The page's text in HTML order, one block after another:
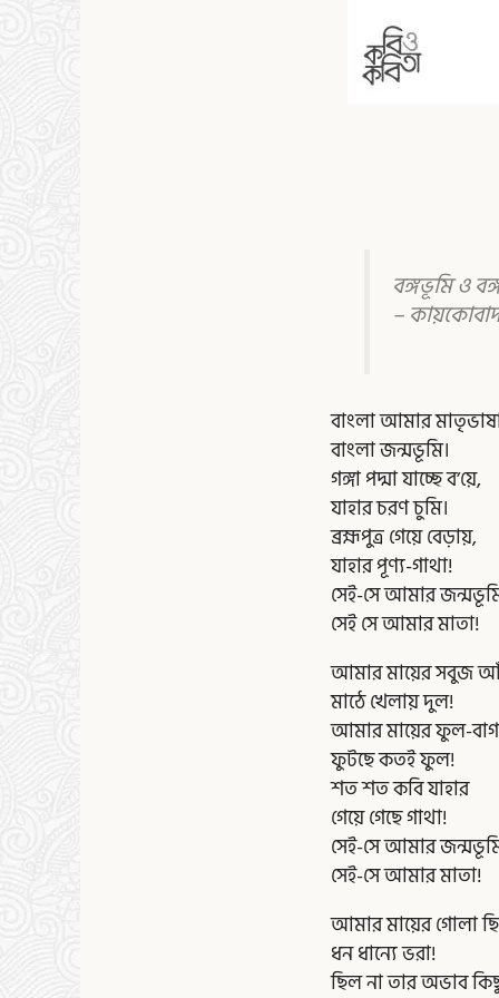
বঙ্গভূমি ও
– কায়কোবাদ
বাংলা আমার
বাংলা জন্মভূমি।
গঙ্গা পদ্মা যাচ্ছে ব’য়ে,
যাহার চরণ চুমি।
ব্রহ্মপুত্র গেয়ে বেড়ায়,
যাহার পূণ্য-গাথা!
সেই-সে আমার
সেই সে আমার মাতা!
আমার মায়ের সবুজ
মাঠে খেলায় দুল!
আমার মায়ের ফুল-
ফুটছে কতই ফুল!
শত শত কবি যাহার
গেয়ে গেছে গাথা!
সেই-সে আমার
সেই-সে আমার মাতা!
আমার মায়ের গোলা
ধন ধান্যে ভরা!
ছিল না তার অভাব